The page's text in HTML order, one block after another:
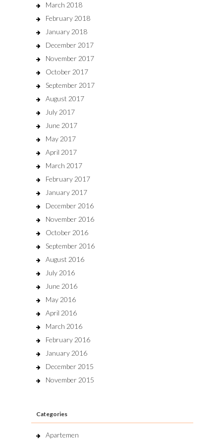
March 2018
February 2018
January 2018
December 2017
November 2017
October 2017
September 2017
August 2017
July 2017
June 2017
May 2017
April 2017
March 2017
February 2017
January 2017
December 2016
November 2016
October 2016
September 2016
August 2016
July 2016
June 2016
May 2016
April 2016
March 2016
February 2016
January 2016
December 2015
November 2015
Categories
Apartemen